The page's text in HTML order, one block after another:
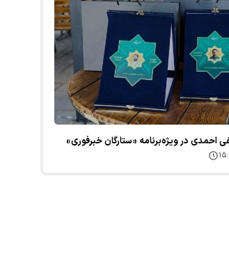
احمدی در ویژه‌برنامه «ستارگان خبرفوری»